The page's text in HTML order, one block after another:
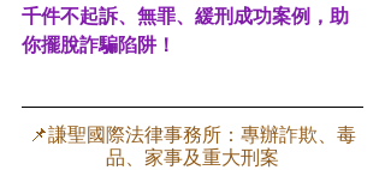
千件不起訴、無罪、緩刑成功案例，助
你擺脫詐騙陷阱！
📌謙聖國際法律事務所：專辦詐欺、毒
品、家事及重大刑案